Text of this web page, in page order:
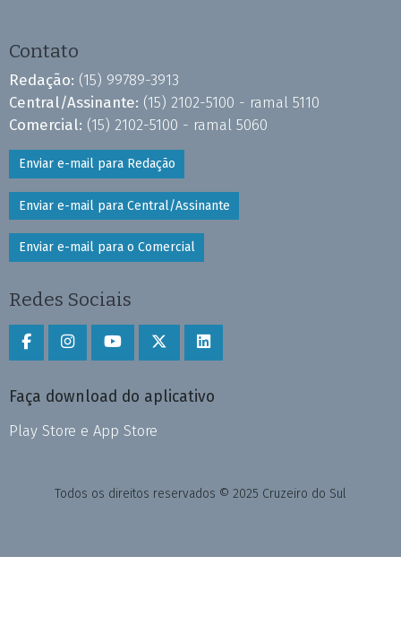
Contato
Redação: (15) 99789-3913
Central/Assinante: (15) 2102-5100 - ramal 5110
Comercial: (15) 2102-5100 - ramal 5060
Enviar e-mail para Redação
Enviar e-mail para Central/Assinante
Enviar e-mail para o Comercial
Redes Sociais
Faça download do aplicativo
Play Store e App Store
Todos os direitos reservados © 2025 Cruzeiro do Sul